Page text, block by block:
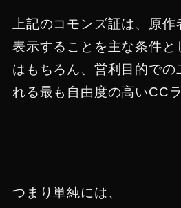
上記のコモンズ証は、原
表示することを主な条件と
はもちろん、営利目的での
れる最も自由度の高いCC
つまり単純には、